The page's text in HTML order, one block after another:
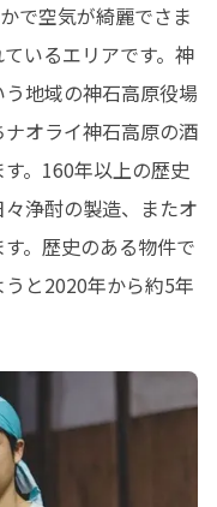
で空気が綺麗でさま
いるエリアです。神
地域の神石高原役場
オライ神石高原の酒
。160年以上の歴史
浄酎の製造、またオ
。歴史のある物件で
と2020年から約5年